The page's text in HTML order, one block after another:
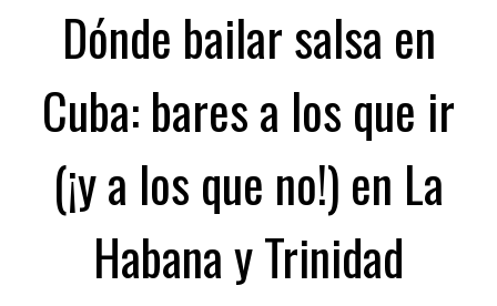
Dónde bailar salsa en
Cuba: bares a los que ir
(¡y a los que no!) en La
Habana y Trinidad